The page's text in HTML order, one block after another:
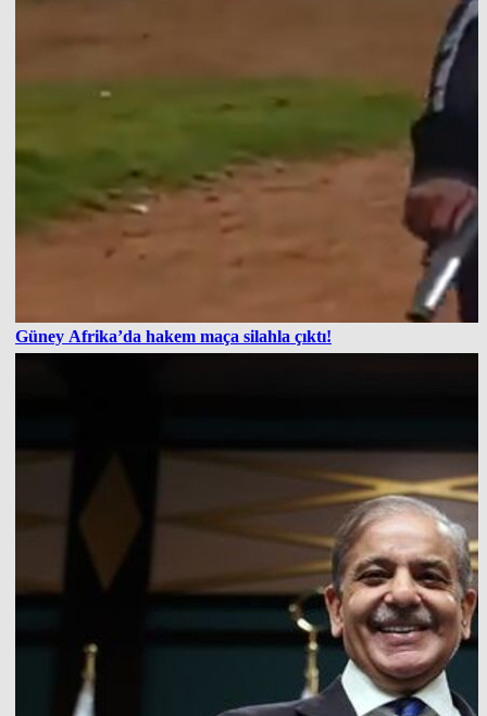
Güney Afrika’da hakem maça silahla çıktı!